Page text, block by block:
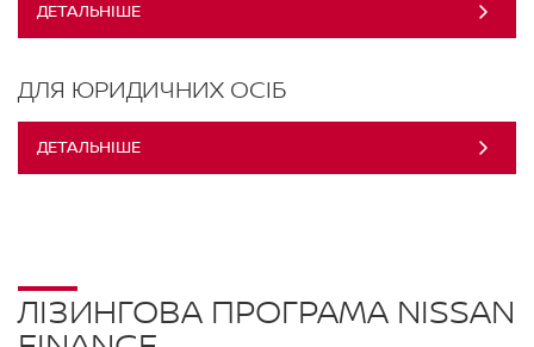
ДЕТАЛЬНІШЕ
ДЛЯ ЮРИДИЧНИХ ОСІБ
ДЕТАЛЬНІШЕ
ЛІЗИНГОВА ПРОГРАМА NISSAN